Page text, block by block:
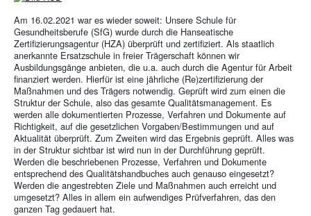
Am 16.02.2021 war es wieder soweit: Unsere Schule für
Gesundheitsberufe (SfG) wurde durch die Hanseatische
Zertifizierungsagentur (HZA) überprüft und zertifiziert. Als staatlich
anerkannte Ersatzschule in freier Trägerschaft können wir
Ausbildungsgänge anbieten, die u.a. auch durch die Agentur für Arbeit
finanziert werden. Hierfür ist eine jährliche (Re)zertifizierung der
Maßnahmen und des Trägers notwendig. Geprüft wird zum einen die
Struktur der Schule, also das gesamte Qualitätsmanagement. Es
werden alle dokumentierten Prozesse, Verfahren und Dokumente auf
Richtigkeit, auf die gesetzlichen Vorgaben/Bestimmungen und auf
Aktualität überprüft. Zum Zweiten wird das Ergebnis geprüft. Alles was
in der Struktur sichtbar ist wird nun in der Durchführung geprüft.
Werden die beschriebenen Prozesse, Verfahren und Dokumente
entsprechend des Qualitätshandbuches auch genauso eingesetzt?
Werden die angestrebten Ziele und Maßnahmen auch erreicht und
umgesetzt? Alles in allem ein aufwendiges Prüfverfahren, das den
ganzen Tag gedauert hat.